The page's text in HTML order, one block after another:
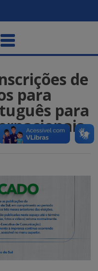
de
para
para